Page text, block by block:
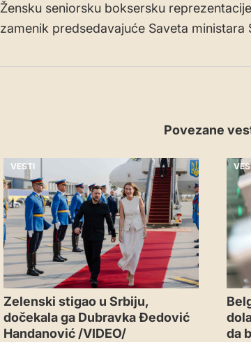
Žensku seniorsku boksersku
zamenik predsedavajuće Saveta ministara
Povezane
VESTI
Zelenski stigao u Srbiju,
dočekala ga Dubravka Đedović
Handanović /VIDEO/
da